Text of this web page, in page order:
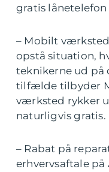
gratis
– Mobilt
opstå situation,
teknikerne ud på
tilfælde tilbyder
værksted rykker
naturligvis gratis.
– Rabat på
erhvervsaftale